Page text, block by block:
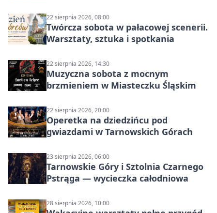
22 sierpnia 2026, 08:00
Twórcza sobota w pałacowej scenerii.
Warsztaty, sztuka i spotkania
22 sierpnia 2026, 14:30
Muzyczna sobota z mocnym
brzmieniem w Miasteczku Śląskim
22 sierpnia 2026, 20:00
Operetka na dziedzińcu pod
gwiazdami w Tarnowskich Górach
23 sierpnia 2026, 06:00
Tarnowskie Góry i Sztolnia Czarnego
Pstrąga — wycieczka całodniowa
28 sierpnia 2026, 10:00